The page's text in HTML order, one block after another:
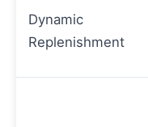
Dynamic
Replenishment